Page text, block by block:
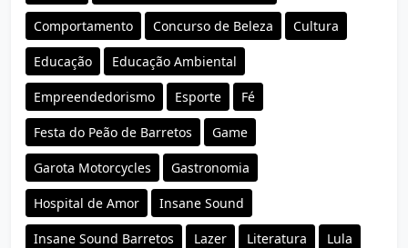
Comportamento Concurso de Beleza Cultura
Educação Educação Ambiental
Empreendedorismo Esporte Fé
Festa do Peão de Barretos Game
Garota Motorcycles Gastronomia
Hospital de Amor Insane Sound
Insane Sound Barretos Lazer Literatura Lula